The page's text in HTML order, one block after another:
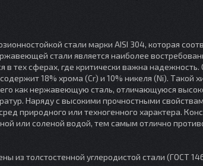
стали марки AISI 304, которая
стали является наиболее
в тех сферах, где критически важна надежность.
18% хрома (Cr) и 10% никеля (Ni). Такой
как нержавеющую сталь, отличающуюся
Наряду с высокими прочностными
природного или техногенного характера.
или соленой водой, тем самым отлично
из толстостенной углеродистой стали (ГОСТ